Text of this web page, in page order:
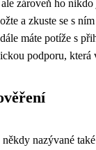
zároveň ho
a zkuste se s
máte potíže s
podporu, která
nazývané